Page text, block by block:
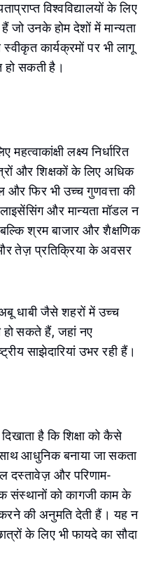
विश्वविद्यालयों के लिए
जो उनके होम देशों में मान्यता
स्वीकृत कार्यक्रमों पर भी लागू
हो सकती है।
लक्ष्य निर्धारित
और शिक्षकों के लिए अधिक
फिर भी उच्च गुणवत्ता की
और मान्यता मॉडल न
श्रम बाजार और शैक्षणिक
तेज़ प्रतिक्रिया के अवसर
धाबी जैसे शहरों में उच्च
हो सकते हैं, जहां नए
साझेदारियां उभर रही हैं।
है कि शिक्षा को कैसे
आधुनिक बनाया जा सकता
दस्तावेज़ और परिणाम-
संस्थानों को कागजी काम के
की अनुमति देती हैं। यह न
के लिए भी फायदे का सौदा